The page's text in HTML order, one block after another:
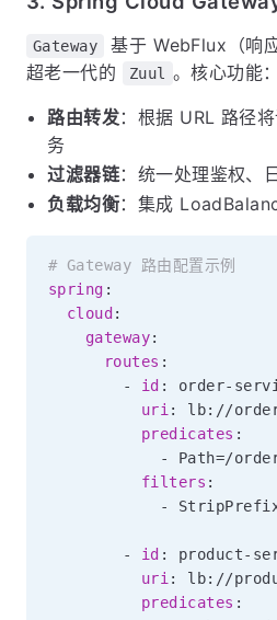
Gateway
基于 WebFlux（响
超老一代的
Zuul 。核心功能：
路由转发：根据 URL 路径
务
过滤器链：统一处理鉴权、
负载均衡：集成
# Gateway 路由配置示例
spring :
cloud :
gateway:
routes :
-
id : order-
uri: lb: //
predicates :
-
Path=/
filters :
-
- id : product-
uri: lb: //
predicates :